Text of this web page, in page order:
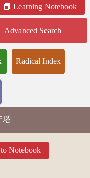
Learning Notebook
Advanced Search
Radical Index
塔
Notebook